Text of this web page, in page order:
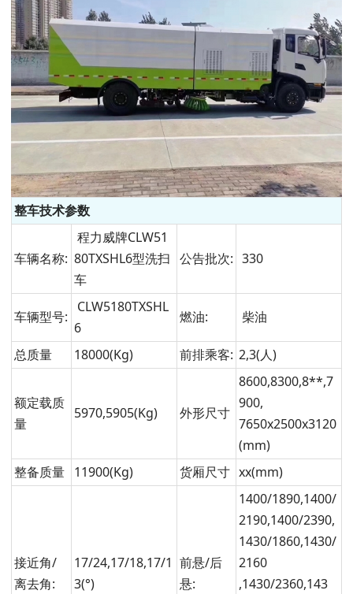
整车技术参数
车辆名称:
程力威牌CLW51
80TXSHL6型洗扫
车
公告批次: 330
车辆型号:
CLW5180TXSHL
6
燃油: 柴油
总质量 18000(Kg) 前排乘客: 2,3(人)
额定载质
量
5970,5905(Kg) 外形尺寸
8600,8300,8**,7
900,
7650x2500x3120
(mm)
整备质量
11900(Kg) 货厢尺寸 xx(mm)
接近角/
离去角:
17/24,17/18,17/1
3(°)
前悬/后
悬:
1400/1890,1400/
2190,1400/2390,
1430/1860,1430/
2160
,1430/2360,143